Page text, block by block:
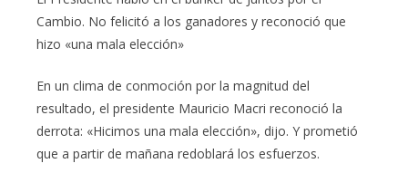
Cambio. No felicitó a los ganadores y reconoció que
hizo «una mala elección»
En un clima de conmoción por la magnitud del
resultado, el presidente Mauricio Macri reconoció la
derrota: «Hicimos una mala elección», dijo. Y prometió
que a partir de mañana redoblará los esfuerzos.